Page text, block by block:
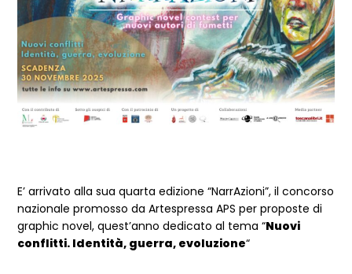
E’ arrivato alla sua quarta edizione “NarrAzioni”, il concorso
nazionale promosso da Artespressa APS per proposte di
graphic novel, quest’anno dedicato al tema “Nuovi
conflitti. Identità, guerra, evoluzione“